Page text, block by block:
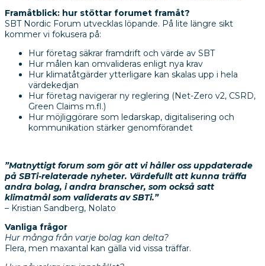
Framåtblick: hur stöttar forumet framåt?
SBT Nordic Forum utvecklas löpande. På lite längre sikt
kommer vi fokusera på:
Hur företag säkrar framdrift och värde av SBT
Hur målen kan omvalideras enligt nya krav
Hur klimatåtgärder ytterligare kan skalas upp i hela
värdekedjan
Hur företag navigerar ny reglering (Net-Zero v2, CSRD,
Green Claims m.fl.)
Hur möjliggörare som ledarskap, digitalisering och
kommunikation stärker genomförandet
”Matnyttigt forum som gör att vi håller oss uppdaterade
på SBTi-relaterade nyheter. Värdefullt att kunna träffa
andra bolag, i andra branscher, som också satt
klimatmål som validerats av SBTi.”
– Kristian Sandberg, Nolato
Vanliga frågor
Hur många från varje bolag kan delta?
Flera, men maxantal kan gälla vid vissa träffar.